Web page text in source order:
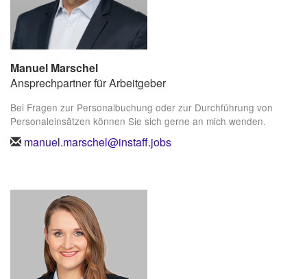
Manuel Marschel
Ansprechpartner für Arbeitgeber
Bei Fragen zur Personalbuchung oder zur Durchführung von
Personaleinsätzen können Sie sich gerne an mich wenden.
manuel.marschel@instaff.jobs